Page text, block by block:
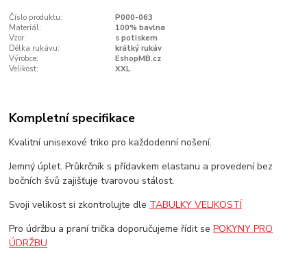
Číslo produktu:
P000-063
Materiál:
100% bavlna
Vzor:
s potiskem
Délka rukávu:
krátký rukáv
Výrobce:
EshopMB.cz
Velikost:
XXL
Kompletní specifikace
Kvalitní unisexové triko pro každodenní nošení.
Jemný úplet. Průkrčník s přídavkem elastanu a provedení bez
bočních švů zajišťuje tvarovou stálost.
Svoji velikost si zkontrolujte dle TABULKY VELIKOSTÍ
Pro údržbu a praní trička doporučujeme řídit sePOKYNY PRO
ÚDRŽBU